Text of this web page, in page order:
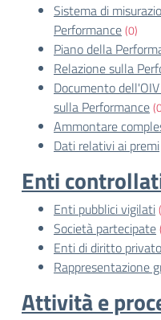
Sistema di
Performance(0)
Piano della
Relazione sulla
Documento
sulla Performance
Ammontare
Dati relativi ai premi
Enti
Enti pubblici vigilati
Società partecipate
Enti di diritto
Rappresentazione
Attività e